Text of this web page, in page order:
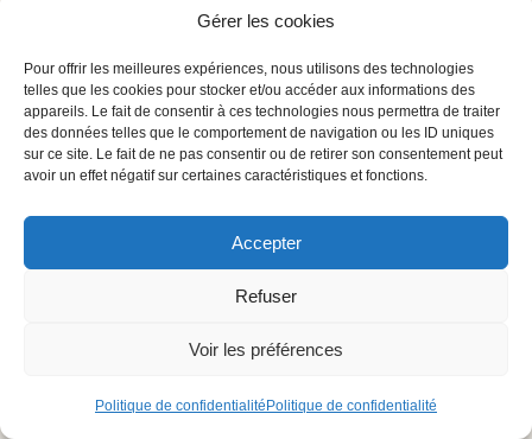
Gérer les cookies
Pour offrir les meilleures expériences, nous utilisons des technologies
telles que les cookies pour stocker et/ou accéder aux informations des
appareils. Le fait de consentir à ces technologies nous permettra de traiter
des données telles que le comportement de navigation ou les ID uniques
sur ce site. Le fait de ne pas consentir ou de retirer son consentement peut
avoir un effet négatif sur certaines caractéristiques et fonctions.
Accepter
Refuser
Voir les préférences
Politique de confidentialité Politique de confidentialité
comme les preuves des communications, des
les parties. L'archivage des bons de commande
et des factures est effectué sur un support
fiable et durable pouvant être produit à titre de
preuve.
ARTICLE 7 –CONDITIONS
TARIFAIRES
Tarifs applicables.Le Produit commandé ou